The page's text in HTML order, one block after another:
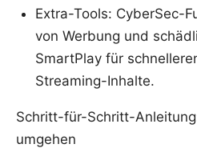
Extra-Tools: CyberSec-
von Werbung und
SmartPlay für
Streaming-Inhalte.
Schritt-für-Schritt-
umgehen